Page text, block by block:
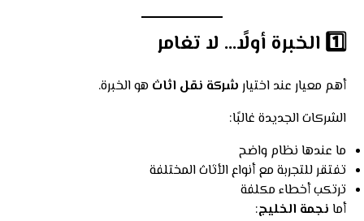
1️⃣ الخبرة أولًا… لا تغامر
أهم معيار عند اختيار شركة نقل اثاث هو الخبرة.
الشركات الجديدة غالبًا:
ما عندها نظام واضح
تفتقر للتجربة مع أنواع الأثاث المختلفة
ترتكب أخطاء مكلفة
أما نجمة الخليج: